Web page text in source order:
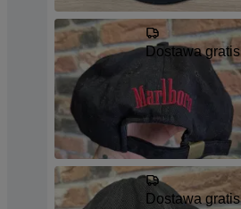
Dostawa gratis
Dostawa gratis